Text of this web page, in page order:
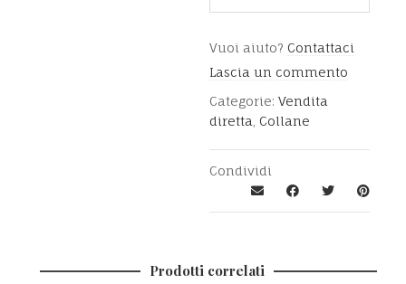
Vuoi aiuto? Contattaci
Lascia un commento
Categorie:Vendita
diretta, Collane
Condividi
Prodotti correlati